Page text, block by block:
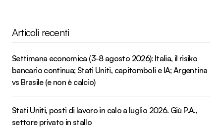
Articoli recenti
Settimana economica (3-8 agosto 2026): Italia, il risiko
bancario continua; Stati Uniti, capitomboli e IA; Argentina
vs Brasile (e non è calcio)
Stati Uniti, posti di lavoro in calo a luglio 2026. Giù P.A.,
settore privato in stallo